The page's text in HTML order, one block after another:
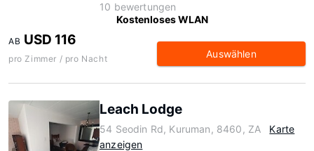
10 bewertungen
Kostenloses WLAN
AB USD 116
pro Zimmer / pro Nacht Auswählen
Leach Lodge
54 Seodin Rd, Kuruman, 8460, ZA
Karte
anzeigen